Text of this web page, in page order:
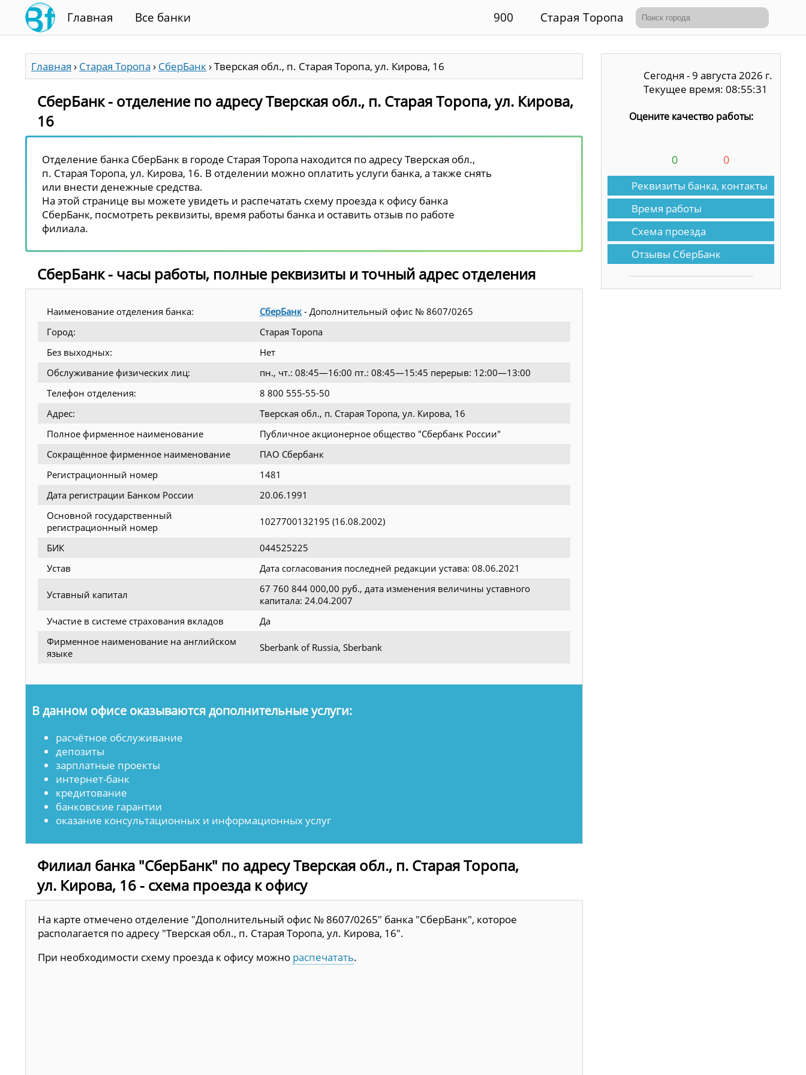
Главная Все банки 900 Старая Торопа
Главная › Старая Торопа › СберБанк›Тверская обл., п. Старая Торопа, ул. Кирова, 16
СберБанк - отделение по адресу Тверская обл., п. Старая Торопа, ул. Кирова,
16
Отделение банка СберБанк в городе Старая Торопа находится по адресу Тверская обл.,
п. Старая Торопа, ул. Кирова, 16. В отделении можно оплатить услуги банка, а также снять
или внести денежные средства.
На этой странице вы можете увидеть и распечатать схему проезда к офису банка
СберБанк, посмотреть реквизиты, время работы банка и оставить отзыв по работе
филиала.
СберБанк - часы работы, полные реквизиты и точный адрес отделения
Наименование отделения банка: СберБанк - Дополнительный офис № 8607/0265
Город:
Старая Торопа
Без выходных:
Нет
Обслуживание физических лиц:
пн., чт.: 08:45—16:00 пт.: 08:45—15:45 перерыв: 12:00—13:00
Телефон отделения:
8 800 555-55-50
Адрес:
Тверская обл., п. Старая Торопа, ул. Кирова, 16
Полное фирменное наименование
Публичное акционерное общество "Сбербанк России"
Сокращённое фирменное наименование
ПАО Сбербанк
Регистрационный номер
1481
Дата регистрации Банком России
20.06.1991
Основной государственный
регистрационный номер
1027700132195 (16.08.2002)
БИК
044525225
Устав
Дата согласования последней редакции устава: 08.06.2021
Уставный капитал
67 760 844 000,00 руб., дата изменения величины уставного
капитала: 24.04.2007
Участие в системе страхования вкладов
Да
Фирменное наименование на английском
языке
Sberbank of Russia, Sberbank
В данном офисе оказываются дополнительные услуги:
расчётное обслуживание
депозиты
зарплатные проекты
интернет-банк
кредитование
банковские гарантии
оказание консультационных и информационных услуг
Филиал банка "СберБанк" по адресу Тверская обл., п. Старая Торопа,
ул. Кирова, 16 - схема проезда к офису
На карте отмечено отделение "Дополнительный офис № 8607/0265" банка "СберБанк", которое
располагается по адресу "Тверская обл., п. Старая Торопа, ул. Кирова, 16".
При необходимости схему проезда к офису можно распечатать.
Сегодня - 9 августа 2026 г.
Текущее время: 08:55:31
Оцените качество работы:
0 0
Реквизиты банка, контакты
Время работы
Схема проезда
Отзывы СберБанк